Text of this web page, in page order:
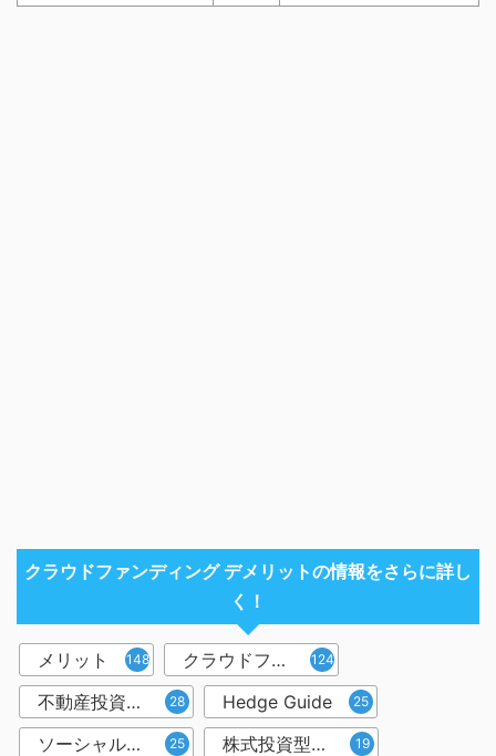
クラウドファンディング デメリットの情報をさらに詳し
く！
メリット 148 クラウドファンディング 124
不動産投資型クラウドファンディング 28 Hedge Guide 25
ソーシャルレンディング 25 株式投資型クラウドファンディング 19